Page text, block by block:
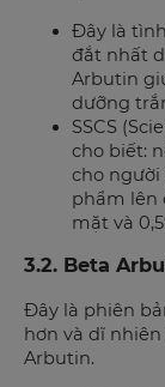
Đây là
đắt nhất
Arbutin
dưỡng
SSCS
cho biết:
cho
phẩm lên
mặt và
3.2. Beta
Đây là phiên
hơn và dĩ
Arbutin.